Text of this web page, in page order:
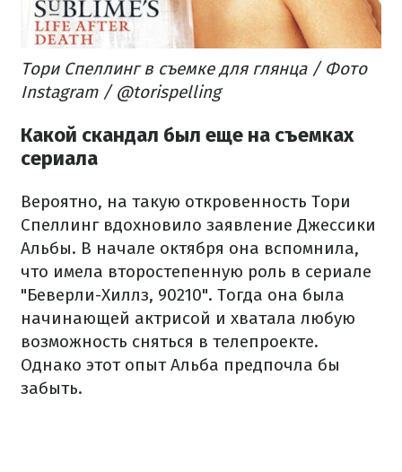
Тори Спеллинг в съемке для глянца / Фото
Instagram / @torispelling
Какой скандал был еще на съемках
сериала
Вероятно, на такую ​​откровенность Тори
Спеллинг вдохновило заявление Джессики
Альбы. В начале октября она вспомнила,
что имела второстепенную роль в сериале
"Беверли-Хиллз, 90210". Тогда она была
начинающей актрисой и хватала любую
возможность сняться в телепроекте.
Однако этот опыт Альба предпочла бы
забыть.